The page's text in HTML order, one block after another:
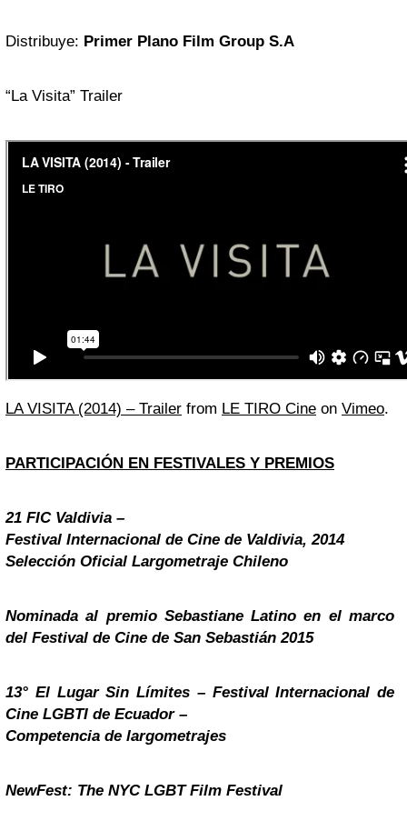
Distribuye: Primer Plano Film Group S.A
“La Visita” Trailer
LA VISITA (2014) – Trailer from LE TIRO Cine on Vimeo.
PARTICIPACIÓN EN FESTIVALES Y PREMIOS
21 FIC Valdivia –
Festival Internacional de Cine de Valdivia, 2014
Selección Oficial Largometraje Chileno
Nominada al premio Sebastiane Latino en el marco
del Festival de Cine de San Sebastián 2015
13° El Lugar Sin Límites – Festival Internacional de
Cine LGBTI de Ecuador –
Competencia de largometrajes
NewFest: The NYC LGBT Film Festival